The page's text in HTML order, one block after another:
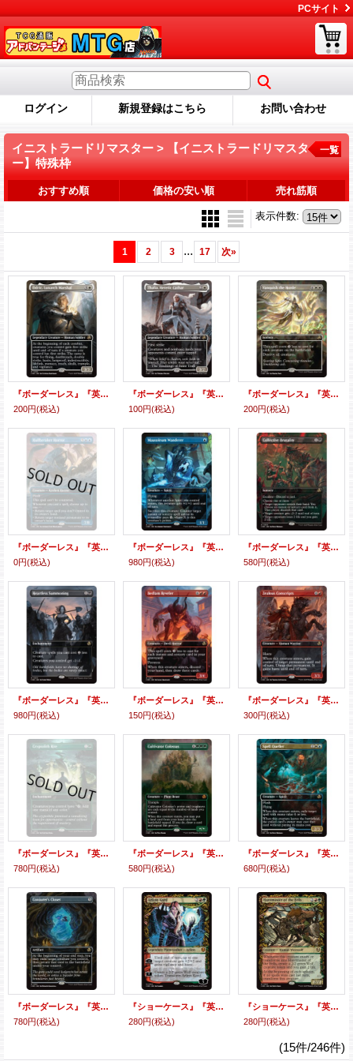
PCサイト
ログイン 新規登録はこちら お問い合わせ
イニストラードリマスター > 【イニストラードリマスタ
ー】特殊枠
一覧
おすすめ順 価格の安い順 売れ筋順
表示件数:
1 2 3 ... 17 次»
『ボーダーレス』『英語版』月皇の司令官、オドリック/Odric, Lunarch Marshal
200円(税込)
『ボーダーレス』『英語版』異端聖戦士、サリア/Thalia, Heretic Cathar
100円(税込)
『ボーダーレス』『英語版』大群退治/Vanquish the Horde
200円(税込)
『ボーダーレス』『英語版』船砕きの怪物/Hullbreaker Horror
0円(税込)
『ボーダーレス』『英語版』霊廟の放浪者/Mausoleum Wanderer
980円(税込)
『ボーダーレス』『英語版』集団的蛮行/Collective Brutality
580円(税込)
『ボーダーレス』『英語版』心なき召喚/Heartless Summoning
980円(税込)
『ボーダーレス』『英語版』騒乱の歓楽者/Bedlam Reveler
150円(税込)
『ボーダーレス』『英語版』士気溢れる徴集兵/Zealous Conscripts
300円(税込)
『ボーダーレス』『英語版』謎の石の儀式/Cryptolith Rite
780円(税込)
『ボーダーレス』『英語版』耕作する巨躯/Cultivator Colossus
580円(税込)
『ボーダーレス』『英語版』呪文捕らえ/Spell Queller
680円(税込)
『ボーダーレス』『英語版』妖術師の衣装部屋/Conjurer's Closet
780円(税込)
『ショーケース』『英語版』アーリン・コード/月の抱擁、アーリン/Arlinn Kord/Arlinn, Embraced by the Moon
280円(税込)
『ショーケース』『英語版』高原の狩りの達人/高原の荒廃者/Huntmaster of the Fells/Ravager of the Fells
280円(税込)
(15件/246件)